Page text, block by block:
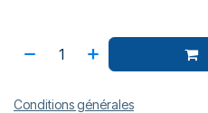
Conditions générales